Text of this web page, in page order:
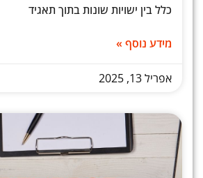
כלל בין ישויות שונות בתוך תאגיד
מידע נוסף »
אפריל 13, 2025